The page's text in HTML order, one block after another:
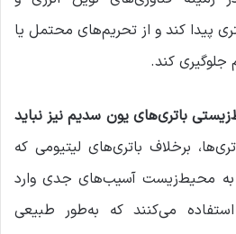
پیدا کند و از تحریم‌های محتمل یا
جلوگیری کند.
باتری‌های یون سدیم نیز نباید
برخلاف باتری‌های لیتیومی که
به محیط‌زیست آسیب‌های جدی وارد
می‌کنند که به‌طور طبیعی